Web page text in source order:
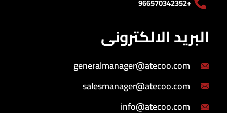
البريد الالكترونى
generalmanager@atecoo.com
salesmanager@atecoo.com
info@atecoo.com